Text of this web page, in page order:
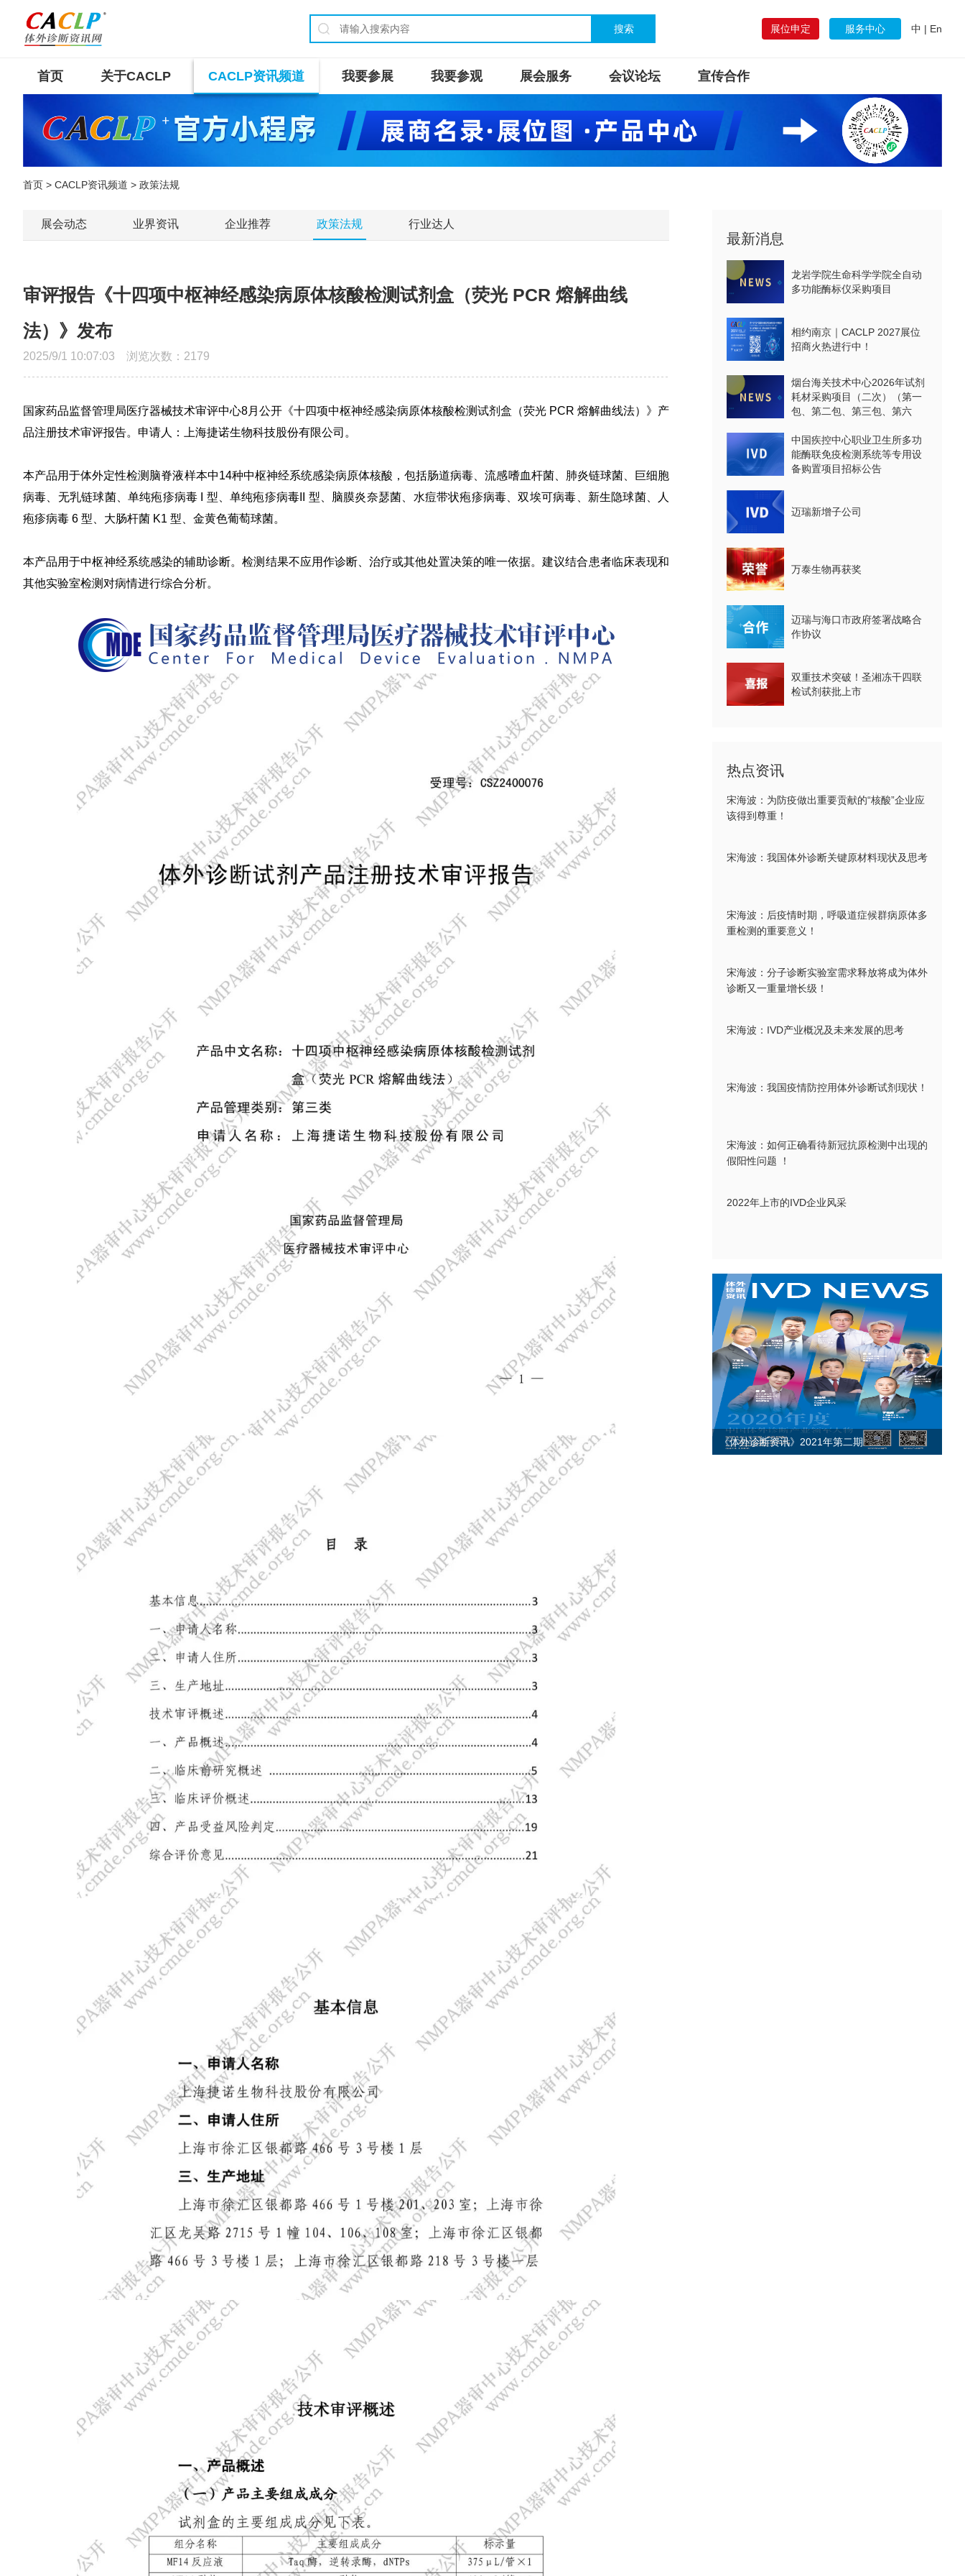
搜索 展位申定 服务中心 中 | En
首页 关于CACLP CACLP资讯频道 我要参展 我要参观 展会服务 会议论坛 宣传合作
首页 > CACLP资讯频道 > 政策法规
展会动态 业界资讯 企业推荐 政策法规 行业达人
审评报告《十四项中枢神经感染病原体核酸检测试剂盒（荧光 PCR 熔解曲线
法）》发布
2025/9/1 10:07:03 浏览次数： 2179
国家药品监督管理局医疗器械技术审评中心8月公开《十四项中枢神经感染病原体核酸检测试剂盒（荧光 PCR 熔解曲线法）》产
品注册技术审评报告。申请人：上海捷诺生物科技股份有限公司。
本产品用于体外定性检测脑脊液样本中14种中枢神经系统感染病原体核酸，包括肠道病毒、流感嗜血杆菌、肺炎链球菌、巨细胞
病毒、无乳链球菌、单纯疱疹病毒 I 型、单纯疱疹病毒II 型、脑膜炎奈瑟菌、水痘带状疱疹病毒、双埃可病毒、新生隐球菌、人
疱疹病毒 6 型、大肠杆菌 K1 型、金黄色葡萄球菌。
本产品用于中枢神经系统感染的辅助诊断。检测结果不应用作诊断、治疗或其他处置决策的唯一依据。建议结合患者临床表现和
其他实验室检测对病情进行综合分析。
最新消息
龙岩学院生命科学学院全自动
多功能酶标仪采购项目
相约南京｜CACLP 2027展位
招商火热进行中！
烟台海关技术中心2026年试剂
耗材采购项目（二次）（第一
包、第二包、第三包、第六
标公告
中国疾控中心职业卫生所多功
能酶联免疫检测系统等专用设
备购置项目招标公告
迈瑞新增子公司
万泰生物再获奖
迈瑞与海口市政府签署战略合
作协议
双重技术突破！圣湘冻干四联
检试剂获批上市
热点资讯
宋海波：为防疫做出重要贡献的“核酸”企业应
该得到尊重！
宋海波：我国体外诊断关键原材料现状及思考
宋海波：后疫情时期，呼吸道症候群病原体多
重检测的重要意义！
宋海波：分子诊断实验室需求释放将成为体外
诊断又一重量增长级！
宋海波：IVD产业概况及未来发展的思考
宋海波：我国疫情防控用体外诊断试剂现状！
宋海波：如何正确看待新冠抗原检测中出现的
假阳性问题 ！
2022年上市的IVD企业风采
《体外诊断资讯》2021年第二期